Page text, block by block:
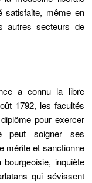
satisfaite, même en
autres secteurs de
a connu la libre
1792, les facultés
pour exercer
peut soigner ses
mérite et sanctionne
inquiète
qui sévissent